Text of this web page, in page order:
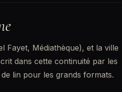
Fayet, Médiathèque), et la ville
dans cette continuité par les
lin pour les grands formats.